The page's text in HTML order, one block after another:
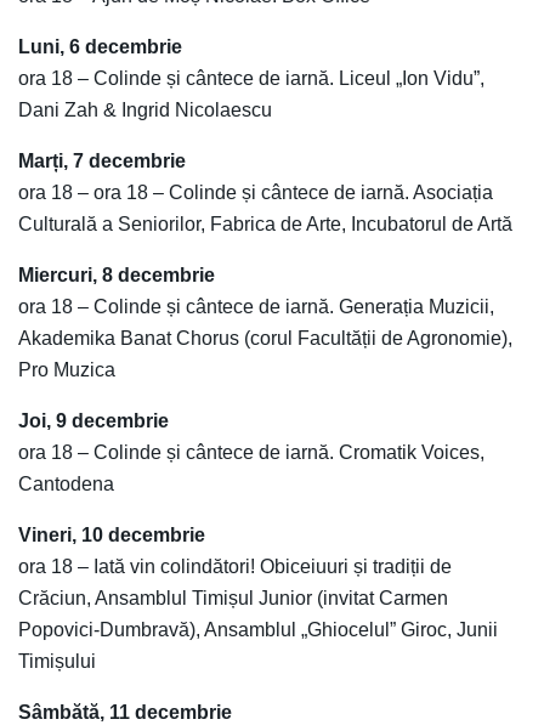
Luni, 6 decembrie
ora 18 – Colinde și cântece de iarnă. Liceul „Ion Vidu”,
Dani Zah & Ingrid Nicolaescu
Marți, 7 decembrie
ora 18 – ora 18 – Colinde și cântece de iarnă. Asociația
Culturală a Seniorilor, Fabrica de Arte, Incubatorul de Artă
Miercuri, 8 decembrie
ora 18 – Colinde și cântece de iarnă. Generația Muzicii,
Akademika Banat Chorus (corul Facultății de Agronomie),
Pro Muzica
Joi, 9 decembrie
ora 18 – Colinde și cântece de iarnă. Cromatik Voices,
Cantodena
Vineri, 10 decembrie
ora 18 – Iată vin colindători! Obiceiuuri și tradiții de
Crăciun, Ansamblul Timișul Junior (invitat Carmen
Popovici-Dumbravă), Ansamblul „Ghiocelul” Giroc, Junii
Timișului
Sâmbătă, 11 decembrie